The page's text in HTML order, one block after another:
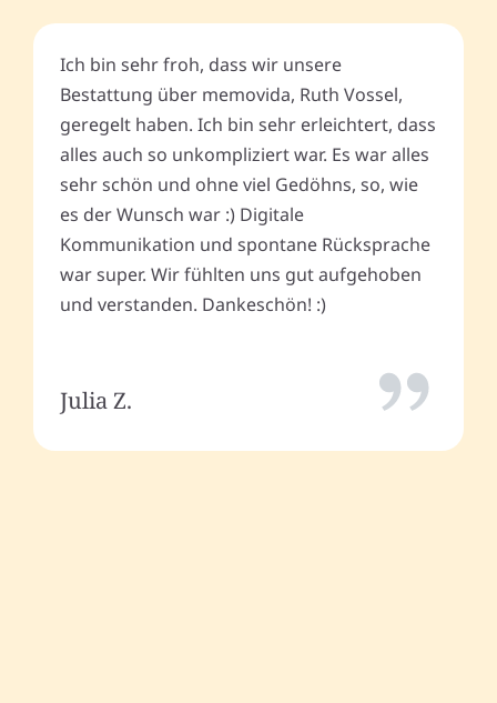
Ich bin sehr froh, dass wir unsere
Bestattung über memovida, Ruth Vossel,
geregelt haben. Ich bin sehr erleichtert, dass
alles auch so unkompliziert war. Es war alles
sehr schön und ohne viel Gedöhns, so, wie
es der Wunsch war :) Digitale
Kommunikation und spontane Rücksprache
war super. Wir fühlten uns gut aufgehoben
und verstanden. Dankeschön! :)
Julia Z.